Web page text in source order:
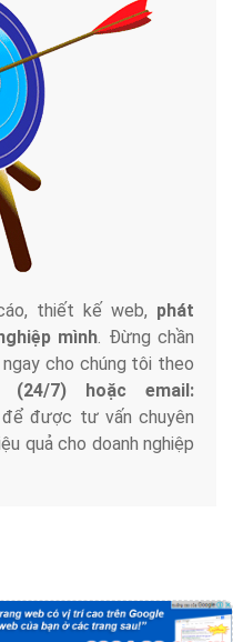
thiết kế web, phát
mình. Đừng chần
cho chúng tôi theo
(24/7) hoặc email:
để được tư vấn chuyên
quả cho doanh nghiệp